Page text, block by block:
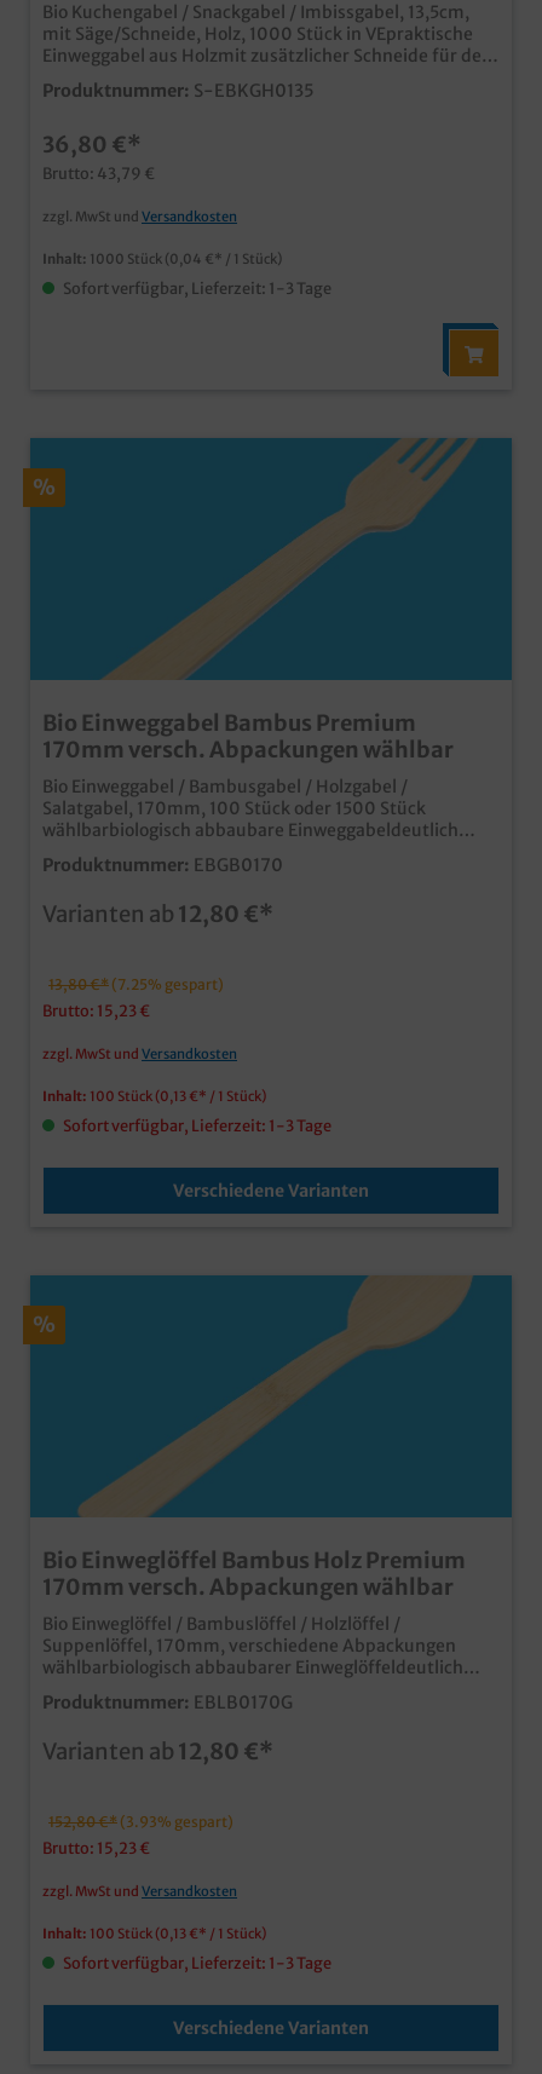
Bio Kuchengabel / Snackgabel / Imbissgabel, 13,5cm,
mit Säge/Schneide, Holz, 1000 Stück in VEpraktische
Einweggabel aus Holzmit zusätzlicher Schneide für den
Snack- und Imbissbereichideal für Kuchen,
Imbissprodukte, Snacks, etc.nachhaltige Einwegbesteck
Produktnummer: S-EBKGH0135
36,80 €*
Brutto: 43,79 €
zzgl. MwSt und Versandkosten
Inhalt: 1000 Stück (0,04 €* / 1 Stück)
Sofort verfügbar, Lieferzeit: 1-3 Tage
%
Bio Einweggabel Bambus Premium
170mm versch. Abpackungen wählbar
Bio Einweggabel / Bambusgabel / Holzgabel /
Salatgabel, 170mm, 100 Stück oder 1500 Stück
wählbarbiologisch abbaubare Einweggabeldeutlich
angenehmeres Mundgefühl als herkömmliche
Holzgabelnextrastarke Haptik
Produktnummer: EBGB0170
Varianten ab 12,80 €*
13,80 €* (7.25% gespart)
Brutto: 15,23 €
zzgl. MwSt und Versandkosten
Inhalt: 100 Stück (0,13 €* / 1 Stück)
Sofort verfügbar, Lieferzeit: 1-3 Tage
Verschiedene Varianten
%
Bio Einweglöffel Bambus Holz Premium
170mm versch. Abpackungen wählbar
Bio Einweglöffel / Bambuslöffel / Holzlöffel /
Suppenlöffel, 170mm, verschiedene Abpackungen
wählbarbiologisch abbaubarer Einweglöffeldeutlich
angenehmeres Mundgefühl als herkömmliche
Holzlöffelextrastarke Haptik
Produktnummer: EBLB0170G
Varianten ab 12,80 €*
152,80 €* (3.93% gespart)
Brutto: 15,23 €
zzgl. MwSt und Versandkosten
Inhalt: 100 Stück (0,13 €* / 1 Stück)
Sofort verfügbar, Lieferzeit: 1-3 Tage
Verschiedene Varianten